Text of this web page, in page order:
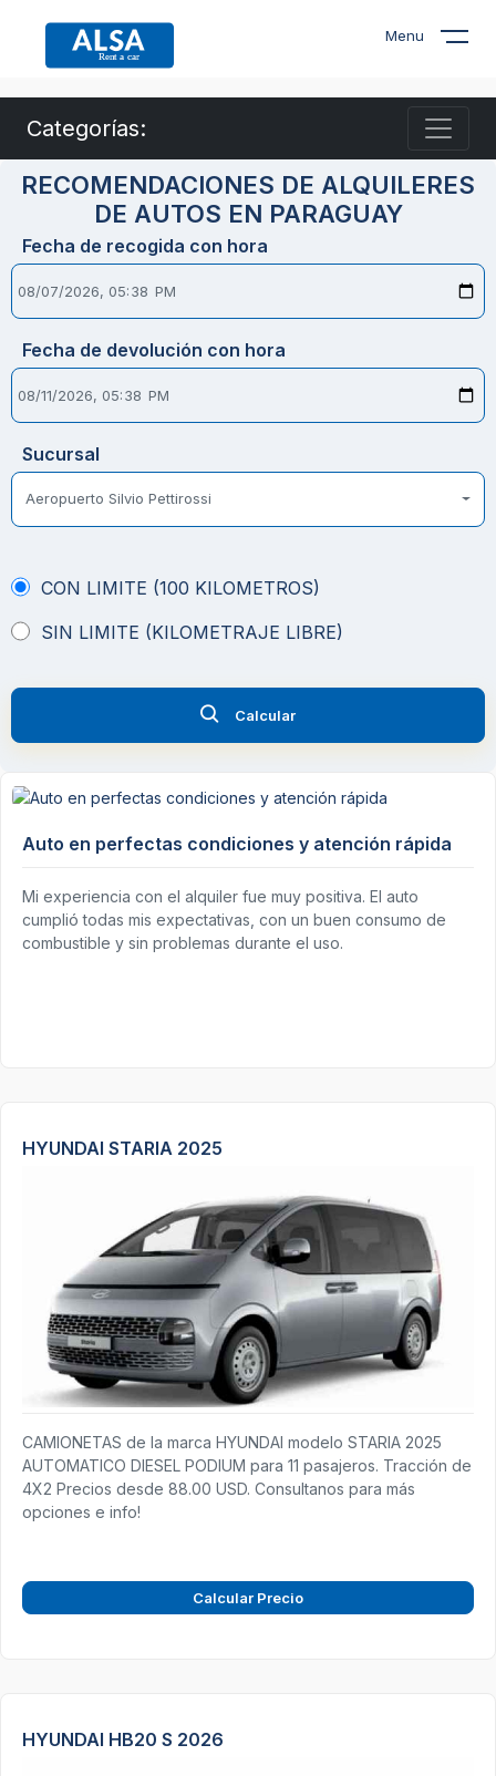
Menu
Categorías:
RECOMENDACIONES DE ALQUILERES
DE AUTOS EN PARAGUAY
Fecha de recogida con hora
Fecha de devolución con hora
Sucursal
Aeropuerto Silvio Pettirossi
CON LIMITE (100 KILOMETROS)
SIN LIMITE (KILOMETRAJE LIBRE)
Calcular
Auto en perfectas condiciones y atención rápida
Mi experiencia con el alquiler fue muy positiva. El auto
cumplió todas mis expectativas, con un buen consumo de
combustible y sin problemas durante el uso.
HYUNDAI STARIA 2025
CAMIONETAS de la marca HYUNDAI modelo STARIA 2025
AUTOMATICO DIESEL PODIUM para 11 pasajeros. Tracción de
4X2 Precios desde 88.00 USD. Consultanos para más
opciones e info!
Calcular Precio
HYUNDAI HB20 S 2026